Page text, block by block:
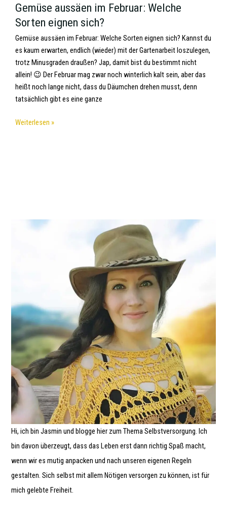
Gemüse aussäen im Februar: Welche
Sorten eignen sich?
Gemüse aussäen im Februar: Welche Sorten eignen sich? Kannst du
es kaum erwarten, endlich (wieder) mit der Gartenarbeit loszulegen,
trotz Minusgraden draußen? Jap, damit bist du bestimmt nicht
allein! 😉 Der Februar mag zwar noch winterlich kalt sein, aber das
heißt noch lange nicht, dass du Däumchen drehen musst, denn
tatsächlich gibt es eine ganze
Weiterlesen »
Hi, ich bin Jasmin und blogge hier zum Thema Selbstversorgung. Ich
bin davon überzeugt, dass das Leben erst dann richtig Spaß macht,
wenn wir es mutig anpacken und nach unseren eigenen Regeln
gestalten. Sich selbst mit allem Nötigen versorgen zu können, ist für
mich gelebte Freiheit.